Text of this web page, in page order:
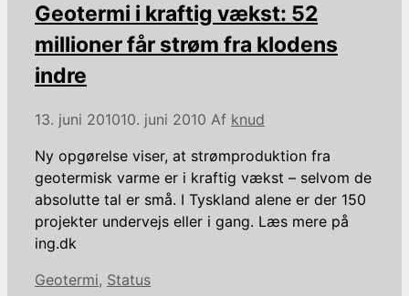
Geotermi i kraftig vækst: 52
millioner får strøm fra klodens
indre
13. juni 201010. juni 2010 Af knud
Ny opgørelse viser, at strømproduktion fra
geotermisk varme er i kraftig vækst – selvom de
absolutte tal er små. I Tyskland alene er der 150
projekter undervejs eller i gang. Læs mere på
ing.dk
Kategorier
Geotermi, Status